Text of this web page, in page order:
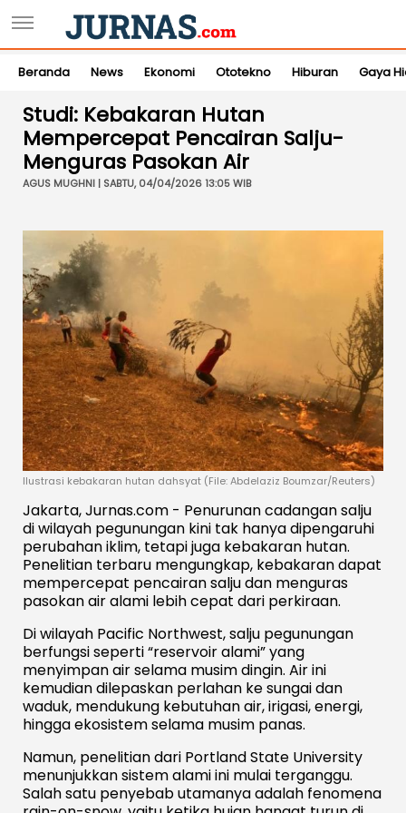
Beranda News Ekonomi Ototekno Hiburan Gaya
Studi: Kebakaran Hutan
Mempercepat Pencairan Salju-
Menguras Pasokan Air
AGUS MUGHNI | SABTU, 04/04/2026 13:05 WIB
Ilustrasi kebakaran hutan dahsyat (File: Abdelaziz Boumzar/Reuters)
Jakarta, Jurnas.com - Penurunan cadangan salju
di wilayah pegunungan kini tak hanya dipengaruhi
perubahan iklim, tetapi juga kebakaran hutan.
Penelitian terbaru mengungkap, kebakaran dapat
mempercepat pencairan salju dan menguras
pasokan air alami lebih cepat dari perkiraan.
Di wilayah Pacific Northwest, salju pegunungan
berfungsi seperti “reservoir alami” yang
menyimpan air selama musim dingin. Air ini
kemudian dilepaskan perlahan ke sungai dan
waduk, mendukung kebutuhan air, irigasi, energi,
hingga ekosistem selama musim panas.
Namun, penelitian dari Portland State University
menunjukkan sistem alami ini mulai terganggu.
Salah satu penyebab utamanya adalah fenomena